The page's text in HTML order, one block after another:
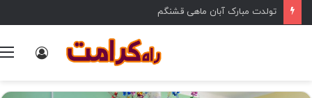
تولدت مبارک آبان ماهی قشنگم